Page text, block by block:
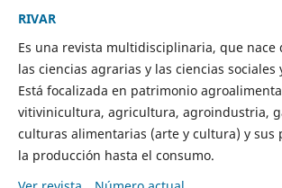
RIVAR
Es una revista multidisciplinaria, que nace
las ciencias agrarias y las ciencias sociales
Está focalizada en patrimonio
vitivinicultura, agricultura, agroindustria,
culturas alimentarias (arte y cultura) y sus
la producción hasta el consumo.